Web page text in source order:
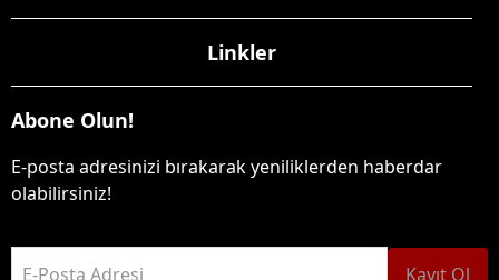
Linkler
Abone Olun!
E-posta adresinizi bırakarak yeniliklerden haberdar
olabilirsiniz!
E-Posta Adresi Kayıt Ol